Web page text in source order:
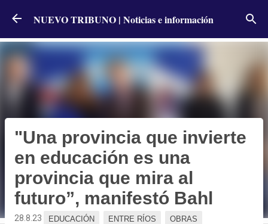
Ir al contenido principal
NUEVO TRIBUNO | Noticias e información
"Una provincia que invierte
en educación es una
provincia que mira al
futuro”, manifestó Bahl
28.8.23 EDUCACIÓN ENTRE RÍOS OBRAS